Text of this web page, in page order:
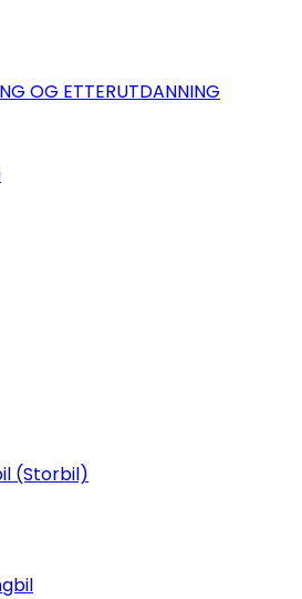
OG ETTERUTDANNING
(Storbil)